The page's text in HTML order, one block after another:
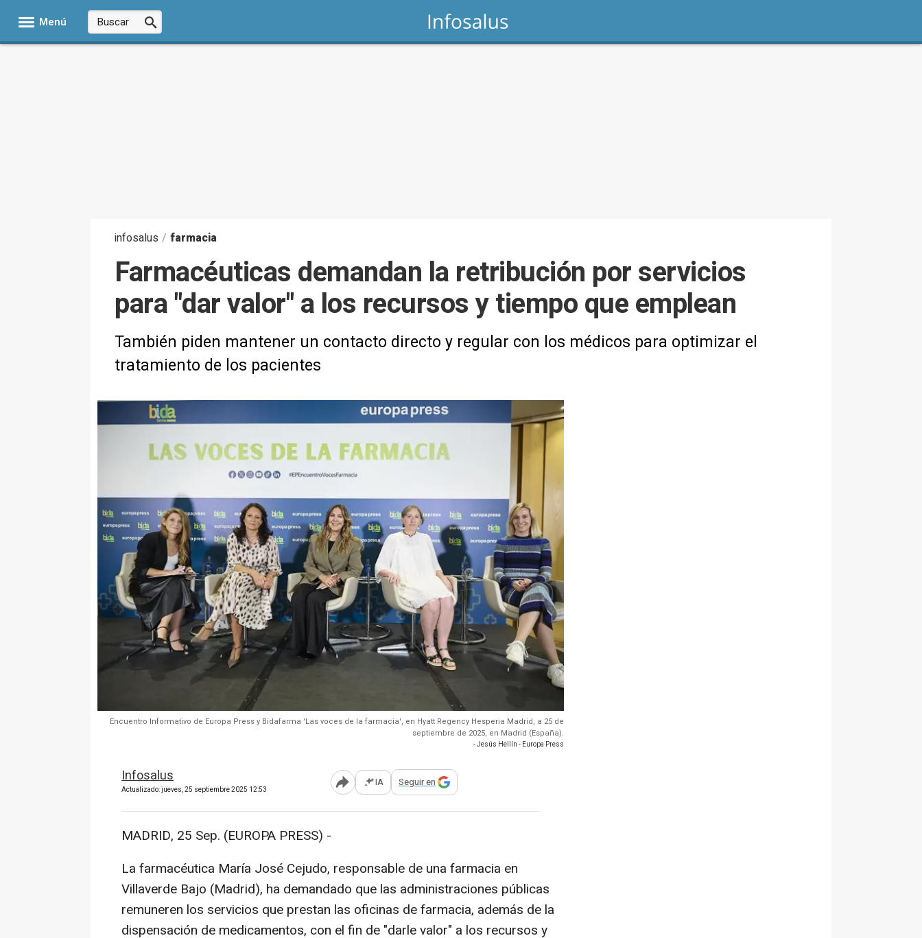
Menú
infosalus / farmacia
Farmacéuticas demandan la retribución por servicios
para "dar valor" a los recursos y tiempo que emplean
También piden mantener un contacto directo y regular con los médicos para optimizar el
tratamiento de los pacientes
Encuentro Informativo de Europa Press y Bidafarma 'Las voces de la farmacia', en Hyatt Regency Hesperia Madrid, a 25 de
septiembre de 2025, en Madrid (España).
- Jesús Hellín - Europa Press
Infosalus
Actualizado: jueves, 25 septiembre 2025 12:53 Abrir opciones para compartir
IA Seguir en
MADRID, 25 Sep. (EUROPA PRESS) -
La farmacéutica María José Cejudo, responsable de una farmacia en
Villaverde Bajo (Madrid), ha demandado que las administraciones públicas
remuneren los servicios que prestan las oficinas de farmacia, además de la
dispensación de medicamentos, con el fin de "darle valor" a los recursos y